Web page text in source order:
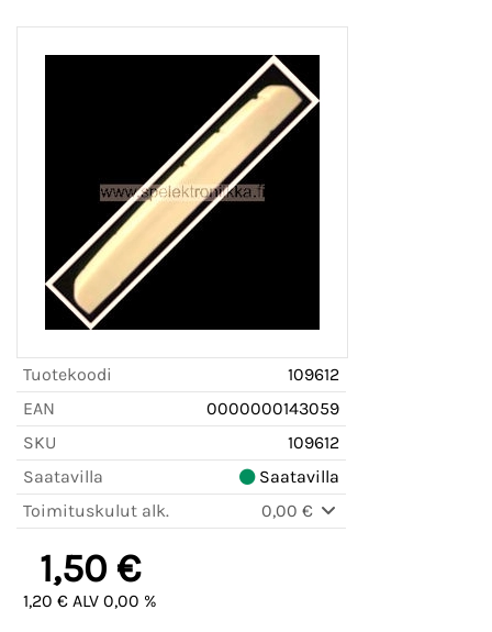
Tuotekoodi
109612
EAN
0000000143059
SKU
109612
Saatavilla
Saatavilla
Toimituskulut alk.
0,00 €
1,50 €
1,20 € ALV 0,00 %